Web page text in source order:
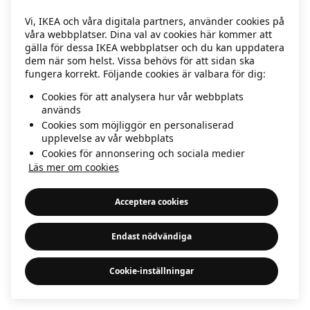
information)
Vi, IKEA och våra digitala partners, använder cookies på
våra webbplatser. Dina val av cookies här kommer att
gälla för dessa IKEA webbplatser och du kan uppdatera
dem när som helst. Vissa behövs för att sidan ska
fungera korrekt. Följande cookies är valbara för dig:
Cookies för att analysera hur vår webbplats
används
Cookies som möjliggör en personaliserad
upplevelse av vår webbplats
Cookies för annonsering och sociala medier
Läs mer om cookies
Acceptera cookies
Endast nödvändiga
Cookie-inställningar